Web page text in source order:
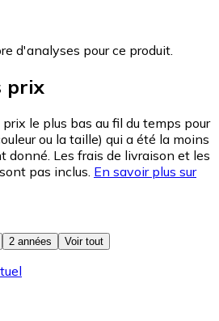
d'analyses pour ce produit.
prix
le plus bas au fil du temps pour
ou la taille) qui a été la moins
donné. Les frais de livraison et les
pas inclus. En savoir plus sur
2 années Voir tout